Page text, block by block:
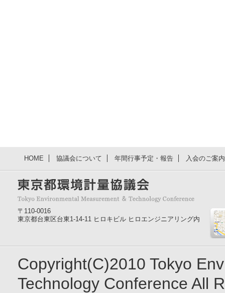
HOME 協議会について 年間行事予定・報告 入会のご案
〒110-0016
東京都台東区台東1-14-11 ヒロキビル ヒロエンジニアリング内
Copyright(C)2010 Tokyo
Technology Conference All